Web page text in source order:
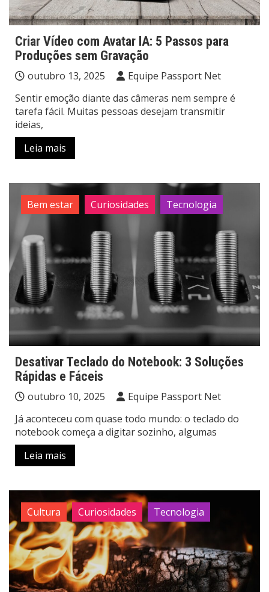
Criar Vídeo com Avatar IA: 5 Passos para
Produções sem Gravação
outubro 13, 2025
Equipe Passport Net
Sentir emoção diante das câmeras nem sempre é
tarefa fácil. Muitas pessoas desejam transmitir
ideias,
Leia mais
Bem estar Curiosidades Tecnologia
Desativar Teclado do Notebook: 3 Soluções
Rápidas e Fáceis
outubro 10, 2025
Equipe Passport Net
Já aconteceu com quase todo mundo: o teclado do
notebook começa a digitar sozinho, algumas
Leia mais
Cultura Curiosidades Tecnologia